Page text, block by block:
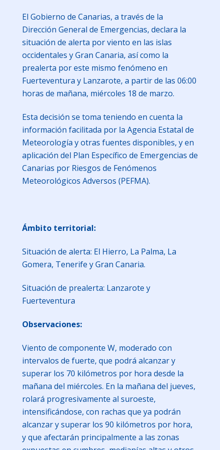
El Gobierno de Canarias, a través de la
Dirección General de Emergencias, declara la
situación de alerta por viento en las islas
occidentales y Gran Canaria, así como la
prealerta por este mismo fenómeno en
Fuerteventura y Lanzarote, a partir de las 06:00
horas de mañana, miércoles 18 de marzo.
Esta decisión se toma teniendo en cuenta la
información facilitada por la Agencia Estatal de
Meteorología y otras fuentes disponibles, y en
aplicación del Plan Específico de Emergencias de
Canarias por Riesgos de Fenómenos
Meteorológicos Adversos (PEFMA).
Ámbito territorial:
Situación de alerta: El Hierro, La Palma, La
Gomera, Tenerife y Gran Canaria.
Situación de prealerta: Lanzarote y
Fuerteventura
Observaciones:
Viento de componente W, moderado con
intervalos de fuerte, que podrá alcanzar y
superar los 70 kilómetros por hora desde la
mañana del miércoles. En la mañana del jueves,
rolará progresivamente al suroeste,
intensificándose, con rachas que ya podrán
alcanzar y superar los 90 kilómetros por hora,
y que afectarán principalmente a las zonas